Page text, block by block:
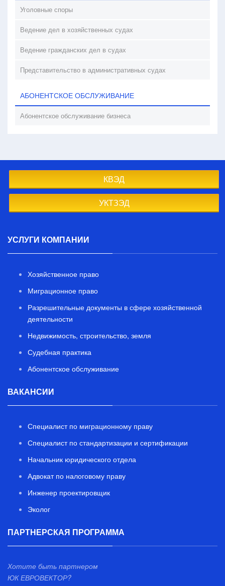
Уголовные споры
Ведение дел в хозяйственных судах
Ведение гражданских дел в судах
Представительство в административных судах
АБОНЕНТСКОЕ ОБСЛУЖИВАНИЕ
Абонентское обслуживание бизнеса
КВЭД
УКТЗЭД
УСЛУГИ КОМПАНИИ
Хозяйственное право
Миграционное право
Разрешительные документы в сфере хозяйственной
деятельности
Недвижимость, строительство, земля
Судебная практика
Абонентское обслуживание
ВАКАНСИИ
Специалист по миграционному праву
Специалист по стандартизации и сертификации
Начальник юридического отдела
Адвокат по налоговому праву
Инженер проектировщик
Эколог
ПАРТНЕРСКАЯ ПРОГРАММА
Хотите быть партнером
ЮК ЕВРОВЕКТОР?